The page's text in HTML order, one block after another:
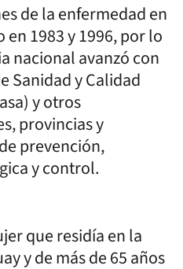
de la enfermedad en
en 1983 y 1996, por lo
nacional avanzó con
Sanidad y Calidad
y otros
provincias y
prevención,
y control.
que residía en la
y de más de 65 años